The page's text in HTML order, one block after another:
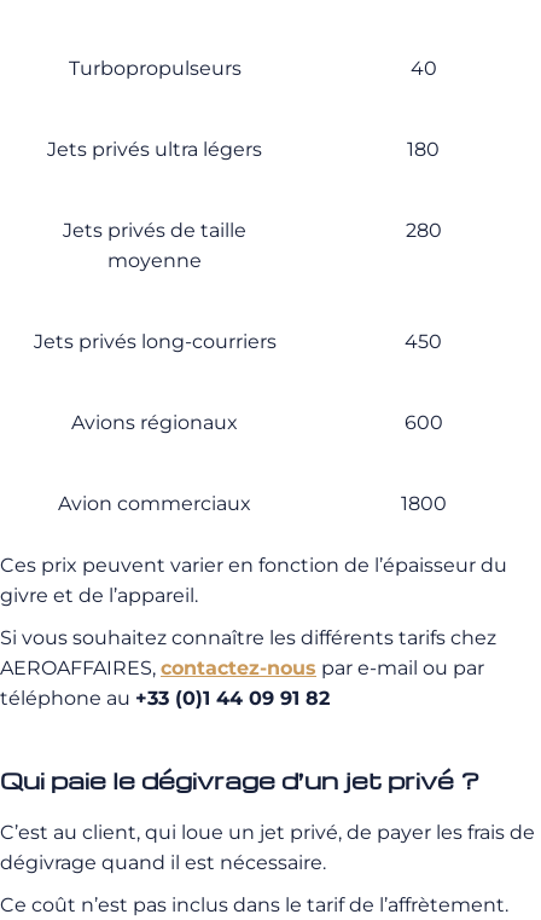
Turbopropulseurs 40
Jets privés ultra légers 180
Jets privés de taille
moyenne
280
Jets privés long-courriers 450
Avions régionaux 600
Avion commerciaux 1800
Ces prix peuvent varier en fonction de l’épaisseur du
givre et de l’appareil.
Si vous souhaitez connaître les différents tarifs chez
AEROAFFAIRES, contactez-nous par e-mail ou par
téléphone au +33 (0)1 44 09 91 82
Qui paie le dégivrage d’un jet privé ?
C’est au client, qui loue un jet privé, de payer les frais de
dégivrage quand il est nécessaire.
Ce coût n’est pas inclus dans le tarif de l’affrètement.